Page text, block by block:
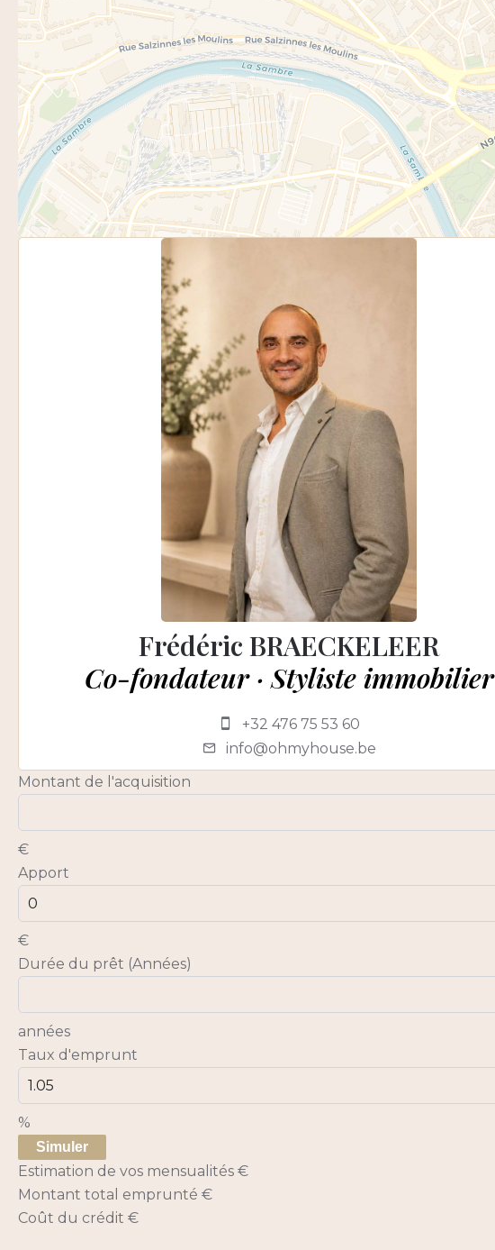
Frédéric BRAECKELEER
Co-fondateur · Styliste immobilier
+32 476 75 53 60
info@ohmyhouse.be
Montant de l'acquisition
€
Apport
€
Durée du prêt (Années)
années
Taux d'emprunt
%
Simuler
Estimation de vos mensualités €
Montant total emprunté €
Coût du crédit €